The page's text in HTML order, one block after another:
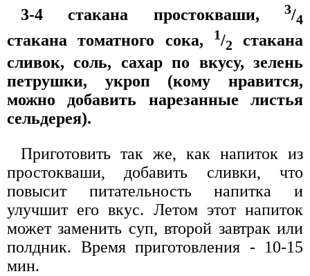
3-4 стакана простокваши, 3/4
стакана томатного сока, 1/2 стакана
сливок, соль, сахар по вкусу, зелень
петрушки, укроп (кому нравится,
можно добавить нарезанные листья
сельдерея).
Приготовить так же, как напиток из
простокваши, добавить сливки, что
повысит питательность напитка и
улучшит его вкус. Летом этот напиток
может заменить суп, второй завтрак или
полдник. Время приготовления - 10-15
мин.